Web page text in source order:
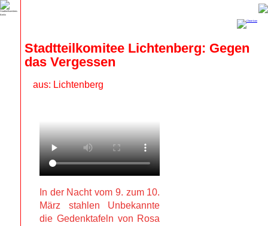
Stadtteilkomitee Lichtenberg: Gegen
das Vergessen
aus: Lichtenberg
In der Nacht vom 9. zum 10.
März stahlen Unbekannte
die Gedenktafeln von Rosa